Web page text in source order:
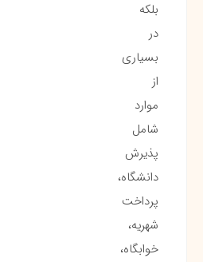
بلکه
در
بسیاری
از
موارد
شامل
پذیرش
دانشگاه،
پرداخت
شهریه،
خوابگاه،